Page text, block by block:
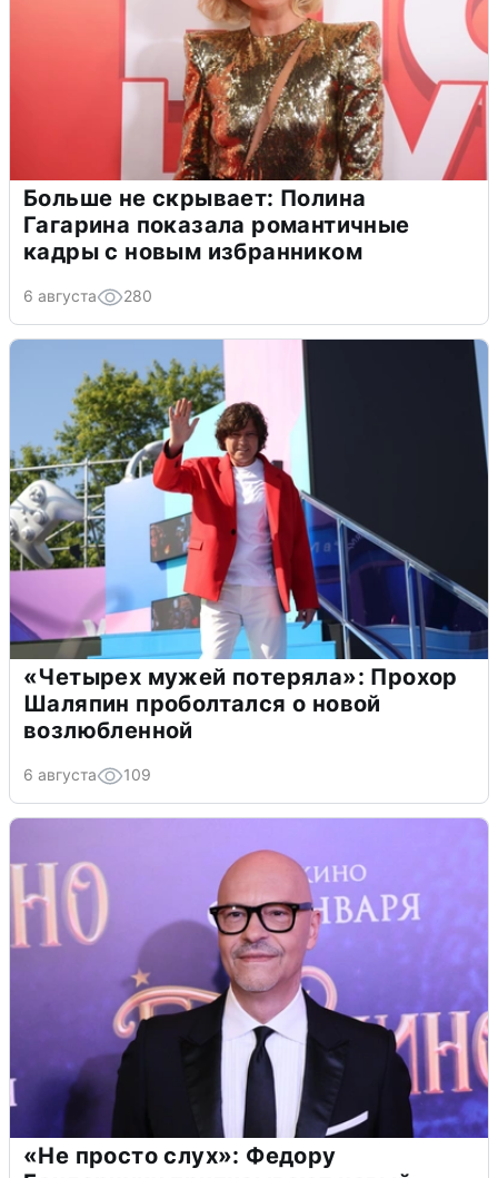
Больше не скрывает: Полина
Гагарина показала романтичные
кадры с новым избранником
6 августа 280
«Четырех мужей потеряла»: Прохор
Шаляпин проболтался о новой
возлюбленной
6 августа 109
«Не просто слух»: Федору